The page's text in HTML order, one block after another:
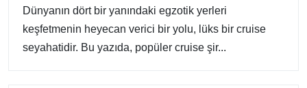
Dünyanın dört bir yanındaki egzotik yerleri
keşfetmenin heyecan verici bir yolu, lüks bir cruise
seyahatidir. Bu yazıda, popüler cruise şir...